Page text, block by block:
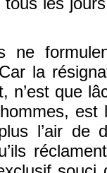
ne
la
n’est que
est
l’air de